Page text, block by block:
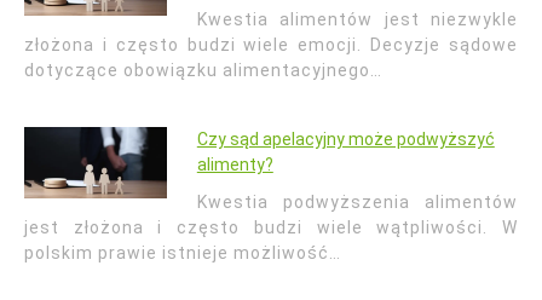
Kwestia alimentów jest niezwykle
złożona i często budzi wiele emocji. Decyzje sądowe
dotyczące obowiązku alimentacyjnego…
Czy sąd apelacyjny może podwyższyć
alimenty?
Kwestia podwyższenia alimentów
jest złożona i często budzi wiele wątpliwości. W
polskim prawie istnieje możliwość…